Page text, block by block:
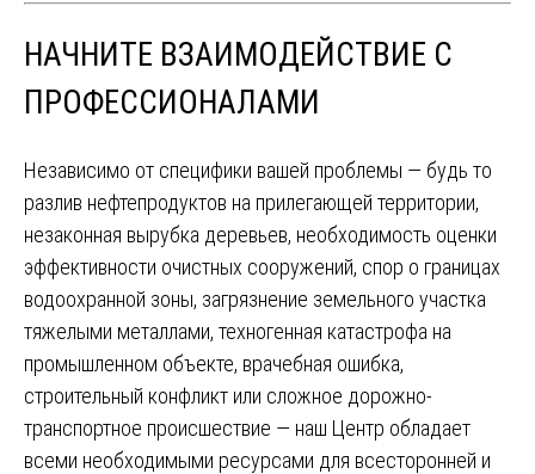
НАЧНИТЕ ВЗАИМОДЕЙСТВИЕ С
ПРОФЕССИОНАЛАМИ
Независимо от специфики вашей проблемы — будь то
разлив нефтепродуктов на прилегающей территории,
незаконная вырубка деревьев, необходимость оценки
эффективности очистных сооружений, спор о границах
водоохранной зоны, загрязнение земельного участка
тяжелыми металлами, техногенная катастрофа на
промышленном объекте, врачебная ошибка,
строительный конфликт или сложное дорожно-
транспортное происшествие — наш Центр обладает
всеми необходимыми ресурсами для всесторонней и